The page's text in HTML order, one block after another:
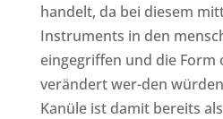
handelt, da bei diesem
Instruments in den
eingegriffen und die Form
verändert wer-den
Kanüle ist damit bereits